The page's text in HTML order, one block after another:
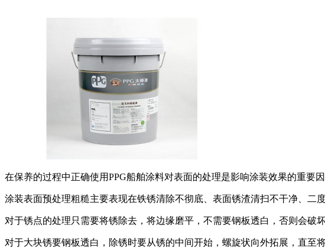
在保养的过程中正确使用PPG船舶涂料对表面的处理是影响涂装效果的重要因
涂装表面预处理粗糙主要表现在铁锈清除不彻底、表面锈渣清扫不干净、二
对于锈点的处理只需要将锈除去，将边缘磨平，不需要钢板透白，否则会破
对于大块锈要钢板透白，除锈时要从锈的中间开始，螺旋状向外拓展，直至